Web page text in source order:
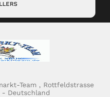
Team , Rottfeldstrasse
- Deutschland